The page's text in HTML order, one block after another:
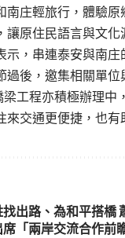
南庄輕旅行，體驗
原住民語言與文化
示，串連泰安與南
過後，邀集相關單
工程亦積極辦理
交通更便捷，也有
出路、為和平搭橋
「兩岸交流合作前